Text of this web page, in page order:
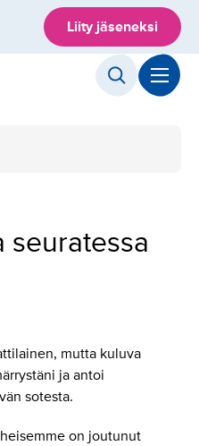
Liity jäseneksi
seuratessa
mutta kuluva
ja antoi
sotesta.
on joutunut